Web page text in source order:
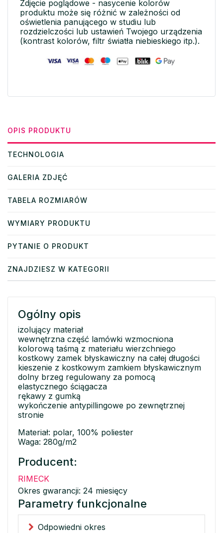
Zdjęcie poglądowe - nasycenie kolorów
produktu może się różnić w zależności od
oświetlenia panującego w studiu lub
rozdzielczości lub ustawień Twojego urządzenia
(kontrast kolorów, filtr światła niebieskiego itp.).
OPIS PRODUKTU
TECHNOLOGIA
GALERIA ZDJĘĆ
TABELA ROZMIARÓW
WYMIARY PRODUKTU
PYTANIE O PRODUKT
ZNAJDZIESZ W KATEGORII
Ogólny opis
izolujący materiał
wewnętrzna część lamówki wzmocniona
kolorową taśmą z materiału wierzchniego
kostkowy zamek błyskawiczny na całej długości
kieszenie z kostkowym zamkiem błyskawicznym
dolny brzeg regulowany za pomocą
elastycznego ściągacza
rękawy z gumką
wykończenie antypillingowe po zewnętrznej
stronie
Materiał: polar, 100% poliester
Waga: 280g/m2
Producent:
RIMECK
Okres gwarancji: 24 miesięcy
Parametry funkcjonalne
Odpowiedni okres